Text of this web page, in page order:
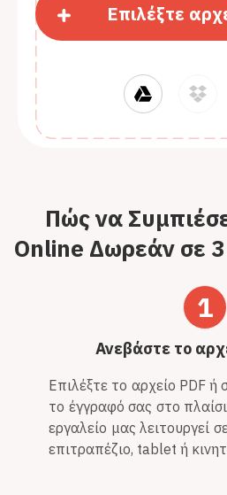
Επιλέξτε
Πώς να
Online Δωρεάν σε
1
Ανεβάστε το
Επιλέξτε το αρχείο PDF ή
το έγγραφό σας στο
εργαλείο μας λειτουργεί
επιτραπέζιο, tablet ή